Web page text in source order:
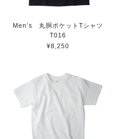
Men’s 丸胴ポケットTシャツ
T016
¥8,250